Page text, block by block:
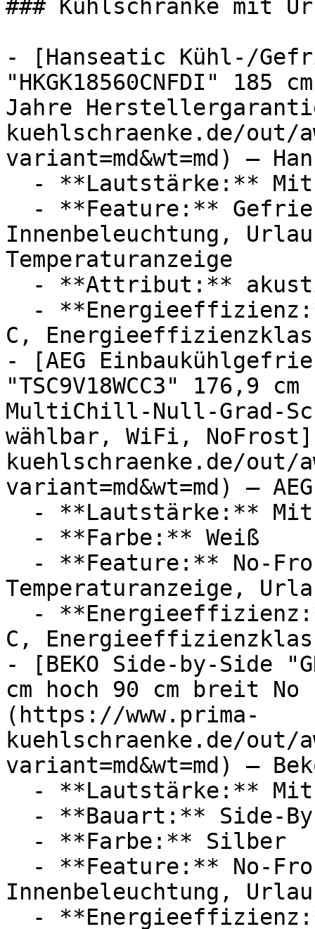
### Kühlschränke mit
- [Hanseatic Kühl-/
"HKGK18560CNFDI"
Jahre
kuehlschraenke.de/out/
variant=md&wt=md) —
Innenbeleuchtung,
Temperaturanzeige
C,
- [AEG
"TSC9V18WCC3" 176,9
MultiChill-Null-Grad-
wählbar, WiFi,
kuehlschraenke.de/out/
variant=md&wt=md) — AEG
Temperaturanzeige,
C,
- [BEKO Side-by-Side
cm hoch 90 cm breit
(https://www.prima-
kuehlschraenke.de/out/
variant=md&wt=md) —
Innenbeleuchtung,